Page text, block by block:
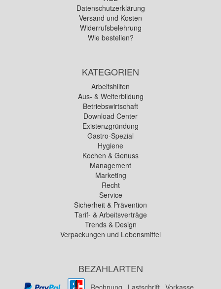
Datenschutzerklärung
Versand und Kosten
Widerrufsbelehrung
Wie bestellen?
KATEGORIEN
Arbeitshilfen
Aus- & Weiterbildung
Betriebswirtschaft
Download Center
Existenzgründung
Gastro-Spezial
Hygiene
Kochen & Genuss
Management
Marketing
Recht
Service
Sicherheit & Prävention
Tarif- & Arbeitsverträge
Trends & Design
Verpackungen und Lebensmittel
BEZAHLARTEN
Rechnung Lastschrift Vorkasse